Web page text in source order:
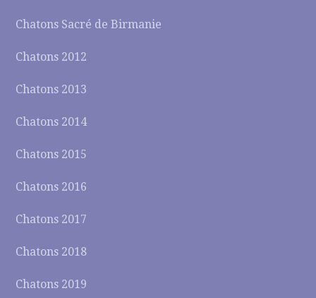
Chatons Sacré de Birmanie
Chatons 2012
Chatons 2013
Chatons 2014
Chatons 2015
Chatons 2016
Chatons 2017
Chatons 2018
Chatons 2019